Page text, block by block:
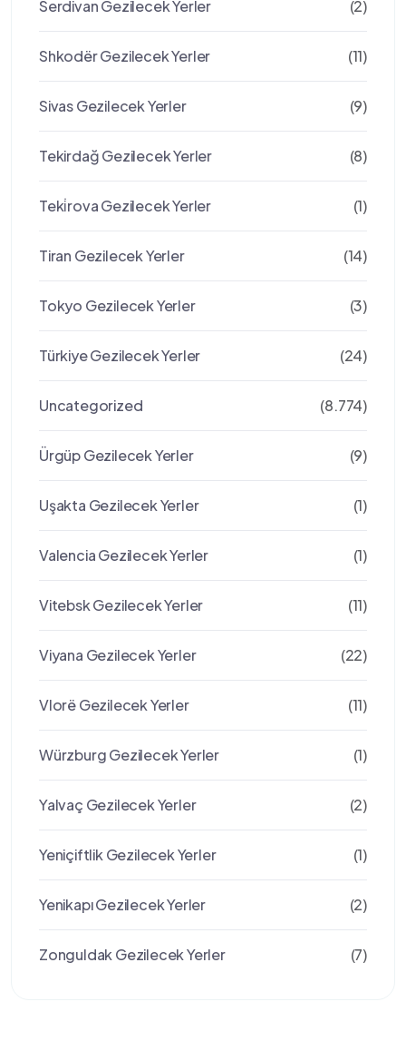
Serdivan Gezilecek Yerler (2)
Shkodër Gezilecek Yerler (11)
Sivas Gezilecek Yerler (9)
Tekirdağ Gezilecek Yerler (8)
Teki̇rova Gezilecek Yerler (1)
Tiran Gezilecek Yerler (14)
Tokyo Gezilecek Yerler (3)
Türkiye Gezilecek Yerler (24)
Uncategorized (8.774)
Ürgüp Gezilecek Yerler (9)
Uşakta Gezilecek Yerler (1)
Valencia Gezilecek Yerler (1)
Vitebsk Gezilecek Yerler (11)
Viyana Gezilecek Yerler (22)
Vlorë Gezilecek Yerler (11)
Würzburg Gezilecek Yerler (1)
Yalvaç Gezilecek Yerler (2)
Yeniçiftlik Gezilecek Yerler (1)
Yenikapı Gezilecek Yerler (2)
Zonguldak Gezilecek Yerler (7)